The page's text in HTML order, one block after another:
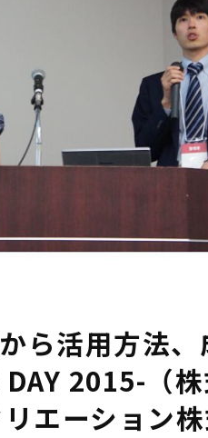
ら活用方法、
2015-（
エーション株